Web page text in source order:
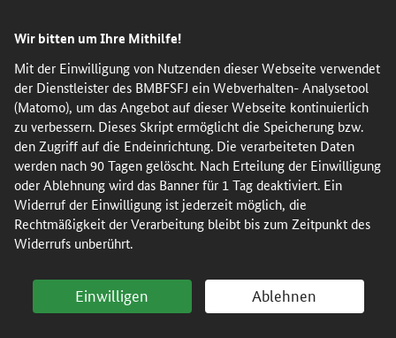
Wir bitten um Ihre Mithilfe!
Mit der Einwilligung von Nutzenden dieser Webseite verwendet
der Dienstleister des BMBFSFJ ein Webverhalten- Analysetool
(Matomo), um das Angebot auf dieser Webseite kontinuierlich
zu verbessern. Dieses Skript ermöglicht die Speicherung bzw.
den Zugriff auf die Endeinrichtung. Die verarbeiteten Daten
werden nach 90 Tagen gelöscht. Nach Erteilung der Einwilligung
oder Ablehnung wird das Banner für 1 Tag deaktiviert. Ein
Widerruf der Einwilligung ist jederzeit möglich, die
Rechtmäßigkeit der Verarbeitung bleibt bis zum Zeitpunkt des
Widerrufs unberührt.
Einwilligen Ablehnen
zum
Inhalt
(Eingabetaste)
zum
Hauptmenu
(Eingabetaste)
zur
Suche
(Eingabetaste)
zur
Seitenleiste
(Enter)
zur
Fußleiste
(Enter)